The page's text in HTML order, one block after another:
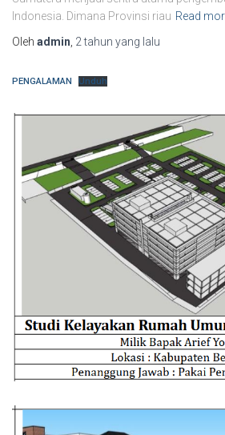
Indonesia. Dimana Provinsi riau Read
Oleh admin 2 tahun yang lalu
PENGALAMAN Unduh